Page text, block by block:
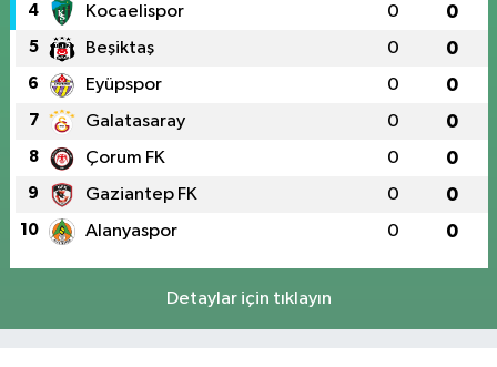
4 Kocaelispor 0 0
5 Beşiktaş 0 0
6 Eyüpspor 0 0
7 Galatasaray 0 0
8 Çorum FK 0 0
9 Gaziantep FK 0 0
10 Alanyaspor 0 0
Detaylar için tıklayın